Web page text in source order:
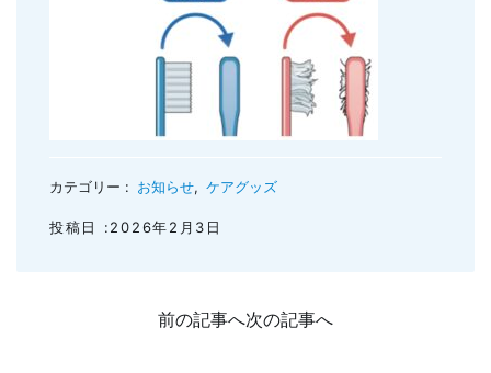
カテゴリー : お知らせ, ケアグッズ
投稿日 :2026年2月3日
前の記事へ次の記事へ